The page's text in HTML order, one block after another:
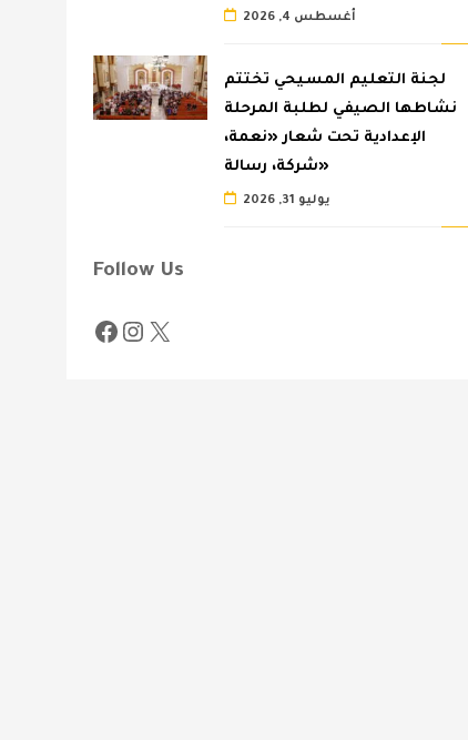
أغسطس 4, 2026
لجنة التعليم المسيحي تختتم
نشاطها الصيفي لطلبة المرحلة
الإعدادية تحت شعار «نعمة،
شركة، رسالة»
يوليو 31, 2026
Follow Us